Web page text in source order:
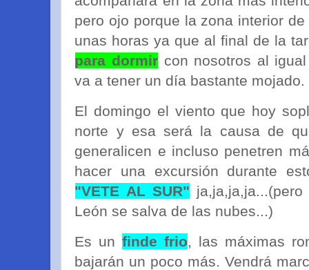
pero ojo porque la zona interior
unas horas ya que al final de la
para dormir con nosotros al
va a tener un día bastante mojado.
El domingo el viento que hoy
norte y esa será la causa de
generalicen e incluso penetren
hacer una excursión durante
"VETE AL SUR"
León se salva de las nubes...)
Es unfinde frio, las máximas
bajarán un poco más. Vendrá